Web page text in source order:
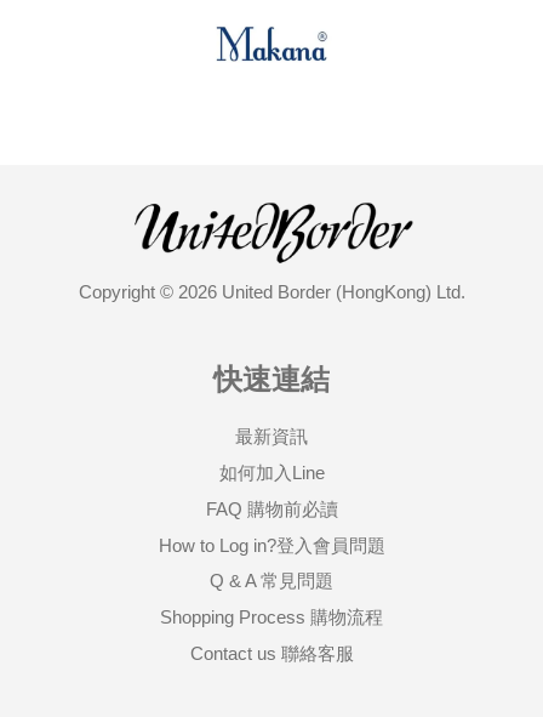
Copyright © 2026 United Border (HongKong) Ltd.
快速連結
最新資訊
如何加入Line
FAQ 購物前必讀
How to Log in?登入會員問題
Q & A 常見問題
Shopping Process 購物流程
Contact us 聯絡客服